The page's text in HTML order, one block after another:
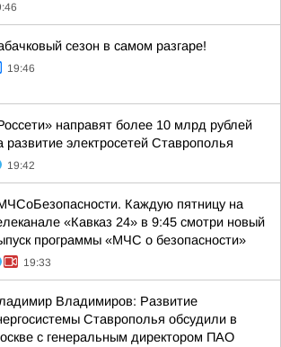
сезон в самом разгаре!
19:46
направят более 10 млрд рублей
развитие электросетей Ставрополья
19:42
Каждую пятницу на
«Кавказ 24» в 9:45 смотри новый
программы «МЧС о безопасности»
19:33
Владимиров: Развитие
Ставрополья обсудили в
с генеральным директором ПАО